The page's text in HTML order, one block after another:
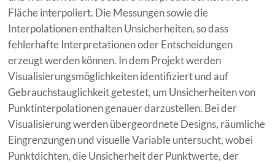
Fläche interpoliert. Die Messungen sowie die
Interpolationen enthalten Unsicherheiten, so dass
fehlerhafte Interpretationen oder Entscheidungen
erzeugt werden können. In dem Projekt werden
Visualisierungsmöglichkeiten identifiziert und auf
Gebrauchstauglichkeit getestet, um Unsicherheiten von
Punktinterpolationen genauer darzustellen. Bei der
Visualisierung werden übergeordnete Designs, räumliche
Eingrenzungen und visuelle Variable untersucht, wobei
Punktdichten, die Unsicherheit der Punktwerte, der